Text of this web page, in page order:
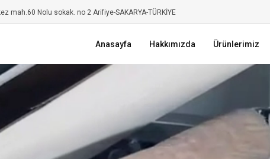
mah.60 Nolu sokak. no 2 Arifiye-SAKARYA-TÜRKİYE
Anasayfa Hakkımızda Ürünlerimiz